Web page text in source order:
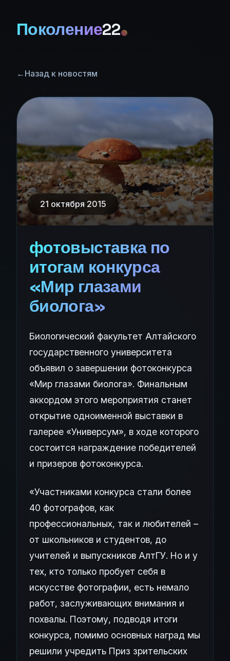
Поколение22
← Назад к новостям
21 октября 2015
фотовыставка по
итогам конкурса
«Мир глазами
биолога»
Биологический факультет Алтайского
государственного университета
объявил о завершении фотоконкурса
«Мир глазами биолога». Финальным
аккордом этого мероприятия станет
открытие одноименной выставки в
галерее «Универсум», в ходе которого
состоится награждение победителей
и призеров фотоконкурса.
«Участниками конкурса стали более
40 фотографов, как
профессиональных, так и любителей –
от школьников и студентов, до
учителей и выпускников АлтГУ. Но и у
тех, кто только пробует себя в
искусстве фотографии, есть немало
работ, заслуживающих внимания и
похвалы. Поэтому, подводя итоги
конкурса, помимо основных наград мы
решили учредить Приз зрительских